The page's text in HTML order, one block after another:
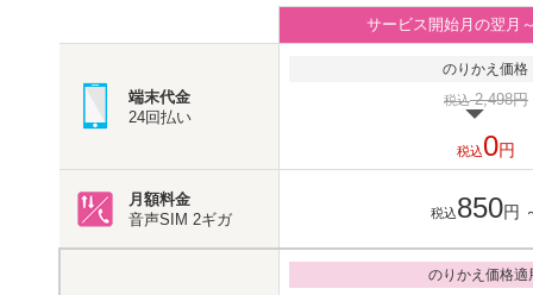
サービス開始月の翌月
端末代金
24回払い
のりかえ価格
税込2,498円
税込0円
月額料金
音声SIM 2ギガ 税込850円
のりかえ価格適